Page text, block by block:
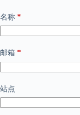
名称 *
邮箱 *
站点